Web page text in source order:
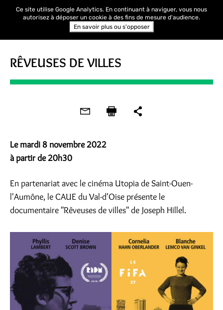
CINÉ-DÉBAT
RÊVEUSES DE VILLES
Le mardi 8 novembre 2022
à partir de 20h30
En partenariat avec le cinéma Utopia de Saint-Ouen-
l'Aumône, le CAUE du Val-d'Oise présente le
documentaire "Rêveuses de villes" de Joseph Hillel.
Ce site utilise Google Analytics. En continuant à naviguer, vous nous
autorisez à déposer un cookie à des fins de mesure d'audience.
En savoir plus ou s'opposer